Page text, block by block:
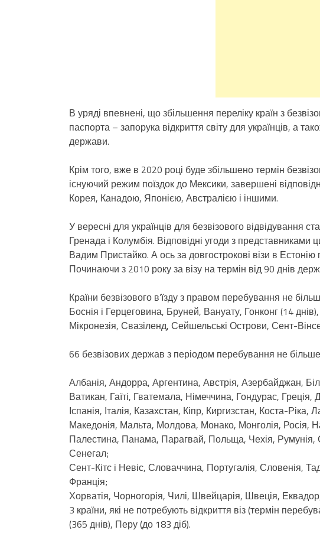
В уряді впевнені, що збільшення переліку країн з
паспорта – запорука відкриття світу для українців, а
держави.
Крім того, вже в 2020 році буде збільшено термін
існуючий режим поїздок до Мексики, завершені
Корея, Канадою, Японією, Австралією і іншими.
У вересні для українців для безвізового відвідування
Гренада і Колумбія. Відповідні угоди з
Вадим Пристайко. А ось за довгострокові візи в
Починаючи з 2010 року за візу на термін від 90 днів
Країни безвізового в’їзду з правом перебування не
Боснія і Герцеговина, Бруней, Вануату, Гонконг (14
Мікронезія, Свазіленд, Сейшельські Острови, Сент-
66 безвізових держав з періодом перебування не
Албанія, Андорра, Аргентина, Австрія, Азербайджан,
Ватикан, Гаїті, Гватемала, Німеччина, Гондурас, Греція,
Іспанія, Італія, Казахстан, Кіпр, Киргизстан, Коста-
Македонія, Мальта, Молдова, Монако, Монголія, Росія,
Палестина, Панама, Парагвай, Польща, Чехія,
Сенегал;
Сент-Кітс і Невіс, Словаччина, Португалія, Словенія,
Франція;
Хорватія, Чорногорія, Чилі, Швейцарія, Швеція,
3 країни, які не потребують відкриття віз (термін
(365 днів), Перу (до 183 діб).